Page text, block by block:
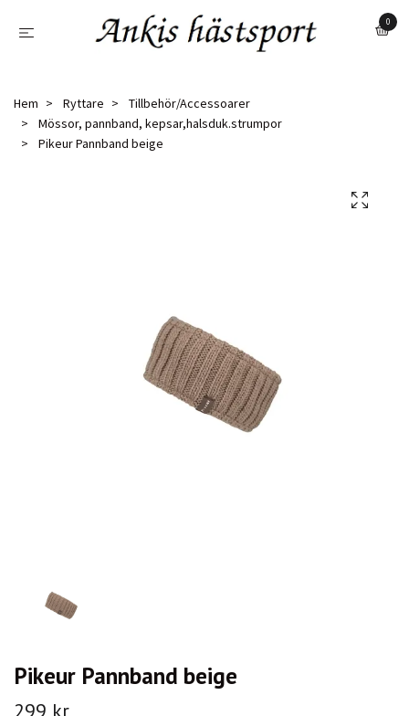
0
Hem Ryttare
Tillbehör/Accessoarer
Mössor, pannband, kepsar,halsduk.strumpor
Pikeur Pannband beige
Pikeur Pannband beige
299 kr